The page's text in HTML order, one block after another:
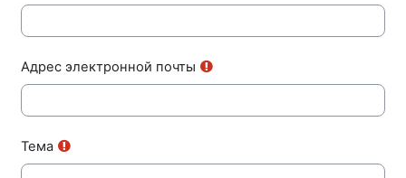
Адрес электронной почты
Тема